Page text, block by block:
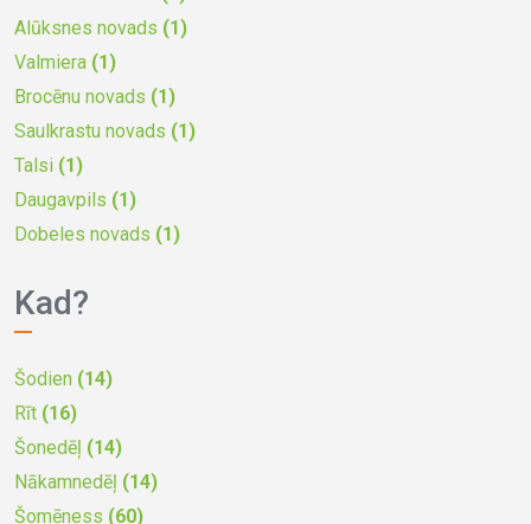
Alūksnes novads (1)
Valmiera (1)
Brocēnu novads (1)
Saulkrastu novads (1)
Talsi (1)
Daugavpils (1)
Dobeles novads (1)
Kad?
Šodien (14)
Rīt (16)
Šonedēļ (14)
Nākamnedēļ (14)
Šomēness (60)